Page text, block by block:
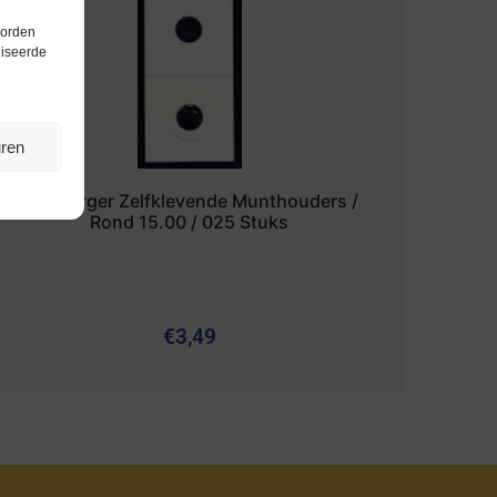
Hartberger Zelfklevende Munthouders /
Rond 15.00 / 025 Stuks
€3,49